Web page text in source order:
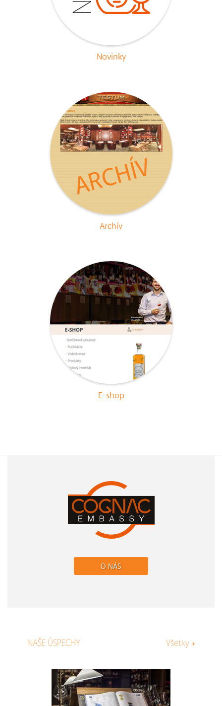
Novinky
Archív
E-shop
O NÁS
NAŠE ÚSPECHY Všetky